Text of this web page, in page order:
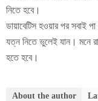
নিতে হবে।
ডায়াবেটিস হওয়ার পর সবাই
যত্ন নিতে ভুলেই যান। মনে
হতে হবে।
About the author